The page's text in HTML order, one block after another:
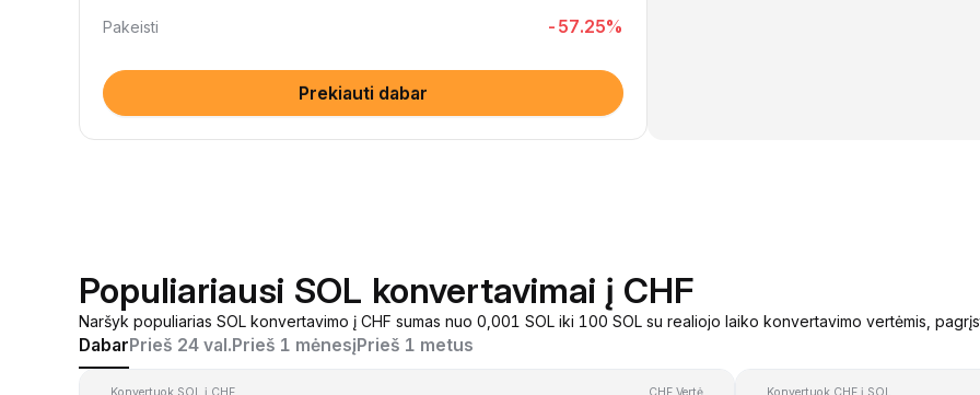
Pakeisti -57.25%
Prekiauti dabar
Populiariausi SOL konvertavimai į CHF
Naršyk populiarias SOL konvertavimo į CHF sumas nuo 0,001 SOL iki 100 SOL su realiojo laiko konvertavimo vertėmis,
DabarPrieš 24 val.Prieš 1 mėnesįPrieš 1 metus
Konvertuok SOL į CHF CHF Vertė Konvertuok CHF į SOL